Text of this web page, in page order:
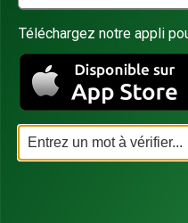
Téléchargez notre appli